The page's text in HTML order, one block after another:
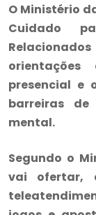
O Ministério
Cuidado
presencial e
barreiras
mental.
Segundo o
vai ofertar,